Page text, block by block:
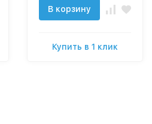
В корзину
Купить в 1 клик